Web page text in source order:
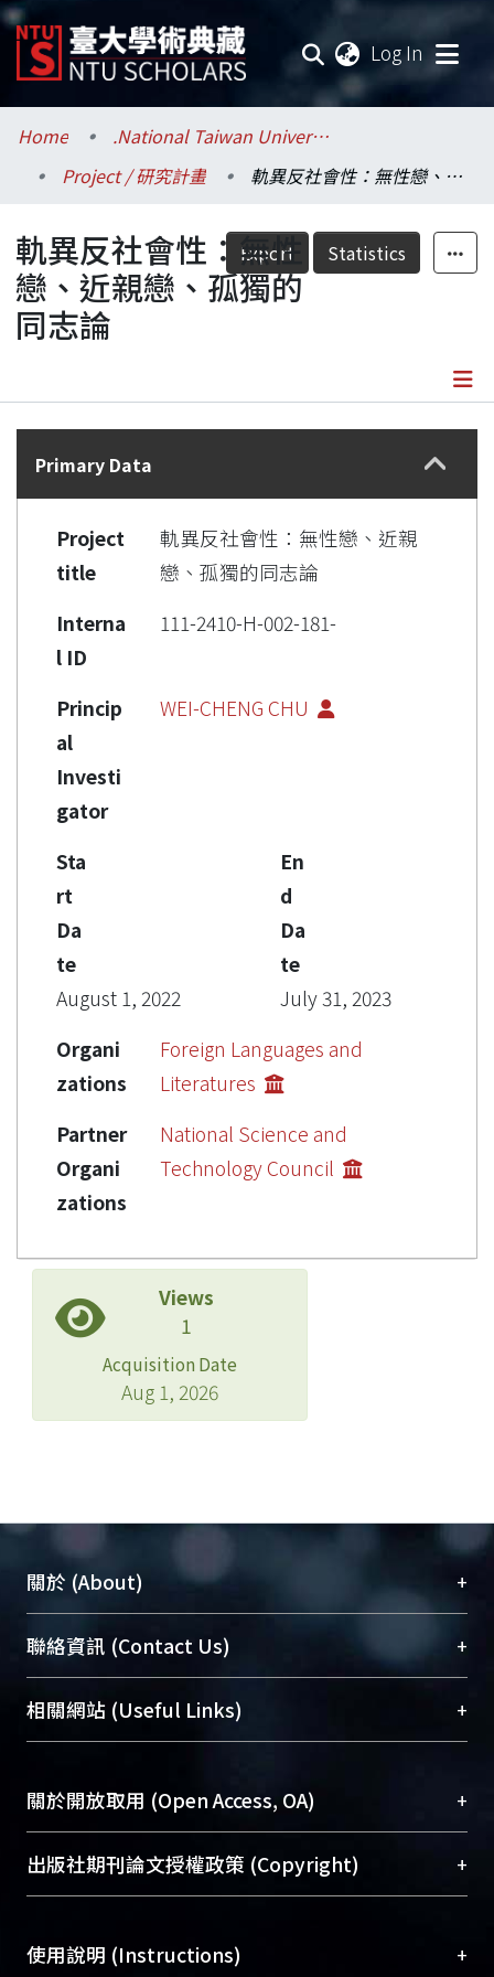
Log In
Communities & Collections
Research Outputs
Fundings & Projects
Researchers
Statistics
Home
.National Taiwan University / 國立臺灣大學
Project / 研究計畫
軌異反社會性：無性戀、近親戀、孤獨的同志論
Export Statistics
軌異反社會性：無性
戀、近親戀、孤獨的
同志論
Details
Primary Data
Project
title
軌異反社會性：無性戀、近親
戀、孤獨的同志論
Interna
l ID
111-2410-H-002-181-
Princip
al
Investi
gator
WEI-CHENG CHU
Sta
rt
Da
te
August 1, 2022
En
d
Da
te
July 31, 2023
Organi
zations
Foreign Languages and
Literatures
Partner
Organi
zations
National Science and
Technology Council
Views
1
Acquisition Date
Aug 1, 2026
關於 (About) +
臺大位居世界頂尖大學之列，為永久珍藏及向國際
展現本校豐碩的研究成果及學術能量，圖書館整合
機構典藏（NTUR）與學術庫（AH）不同功能平
台，成為臺大學術典藏NTU scholars。期能整合研
成果。
To permanently archive and promote researcher
profiles and scholarly works, Library integrates the
services of “NTU Repository” with “Academic
聯絡資訊 (Contact Us) +
總館學科館員(Main Library)
醫學圖書館學科館員(Medical Library)
Sciences Library)
相關網站 (Useful Links) +
關於開放取用 (Open Access, OA) +
開放取用是從使用者角度提升資訊取用性的社會運
動，應用在學術研究上是透過將研究著作公開供使
用逐年攀升。同時可加速研究發展、提升研究影響
出版社期刊論文授權政策 (Copyright) +
含部分內容的版權非匯入者所有，或由第三方贊
使用說明 (Instructions) +